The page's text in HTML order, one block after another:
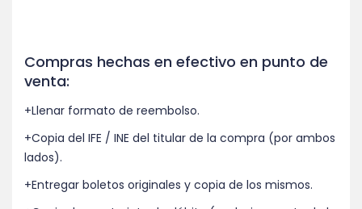
Compras hechas en efectivo en punto de
venta:
+Llenar formato de reembolso.
+Copia del IFE / INE del titular de la compra (por ambos
lados).
+Entregar boletos originales y copia de los mismos.